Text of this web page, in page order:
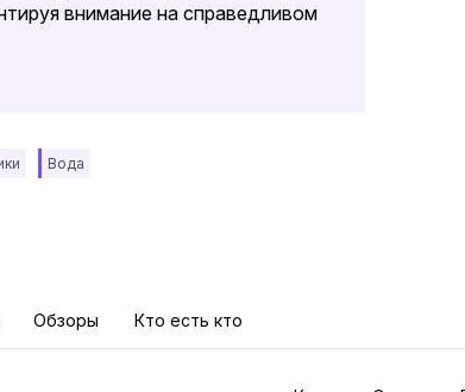
внимание на справедливом
Вода
Обзоры Кто есть кто